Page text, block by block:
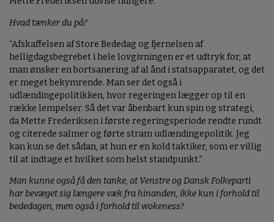
Hvad tænker du på?
“Afskaffelsen af Store Bededag og fjernelsen af
helligdagsbegrebet i hele lovgivningen er et udtryk for, at
man ønsker en bortsanering af al ånd i statsapparatet, og det
er meget bekymrende. Man ser det også i
udlændingepolitikken, hvor regeringen lægger op til en
række lempelser. Så det var åbenbart kun spin og strategi,
da Mette Frederiksen i første regeringsperiode rendte rundt
og citerede salmer og førte stram udlændingepolitik. Jeg
kan kun se det sådan, at hun er en kold taktiker, som er villig
til at indtage et hvilket som helst standpunkt.”
Man kunne også få den tanke, at Venstre og Dansk Folkeparti
har bevæget sig længere væk fra hinanden, ikke kun i forhold til
bededagen, men også i forhold til wokeness?